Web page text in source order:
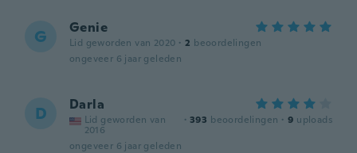
G Genie
Lid geworden van 2020 · 2 beoordelingen
ongeveer 6 jaar geleden
D Darla
Lid geworden van
2016
· 393 beoordelingen · 9 uploads
ongeveer 6 jaar geleden